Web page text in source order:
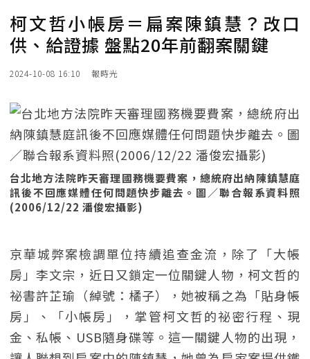
柯文哲小帳房＝扁案陳鎮慧？改口
供、給證據 盤點20年前翻案關鍵
2024-10-08 16:10 報時光
台北地方法院昨天審理國務機要費案，總統府出納陳鎮慧庭
訊後不回應媒體任何問題快步離去。圖／聯合報系資料照
(2006/12/22 潘俊宏攝影)
京華城弊案檢調單位持續追查金流，除了「大帳
房」李文宗，近日又鎖定一位關鍵人物，柯文哲的
祕書許芷瑜（綽號：橘子），她被稱之為「貼身帳
房」、「小帳房」，掌管柯文哲的祕密行程、現
金、私帳、USB隨身碟等。這一關鍵人物的出現，